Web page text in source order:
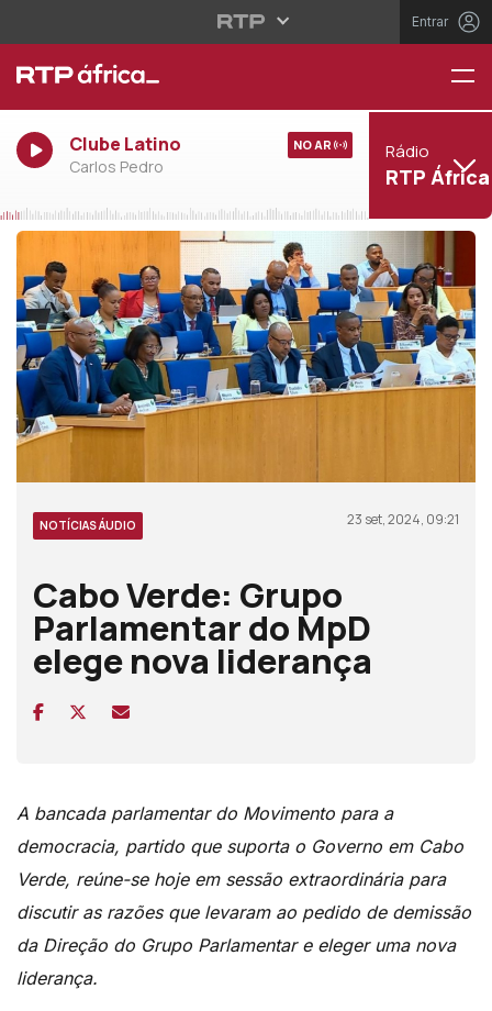
Entrar
Clube Latino
Carlos Pedro
NO AR Rádio
RTP África
NOTÍCIAS ÁUDIO 23 set, 2024, 09:21
Cabo Verde: Grupo
Parlamentar do MpD
elege nova liderança
A bancada parlamentar do Movimento para a
democracia, partido que suporta o Governo em Cabo
Verde, reúne-se hoje em sessão extraordinária para
discutir as razões que levaram ao pedido de demissão
da Direção do Grupo Parlamentar e eleger uma nova
liderança.